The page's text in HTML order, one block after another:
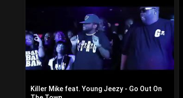
Killer Mike feat. Young Jeezy - Go Out On